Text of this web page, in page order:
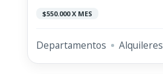
$550.000 X MES
Departamentos Alquileres